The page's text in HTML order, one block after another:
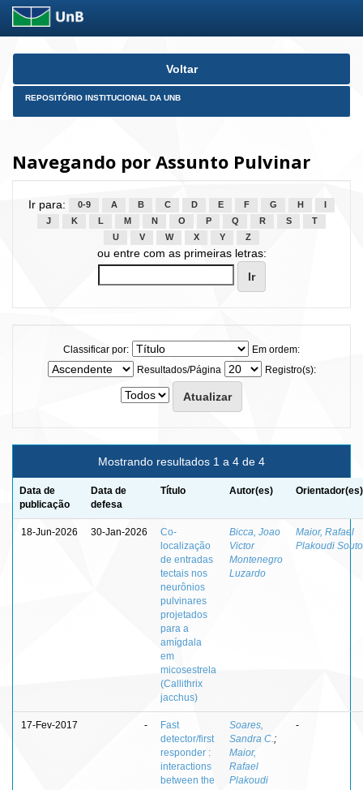
Skip
Voltar
REPOSITÓRIO INSTITUCIONAL DA UNB
Navegando por Assunto Pulvinar
Ir para: 0-9 A B C D E F G H
J
K L M N O P Q R S
T
U
V W X Y Z
ou entre com as primeiras letras:
Classificar por:
Em ordem:
Resultados/Página
Registro(s):
Mostrando resultados 1 a 4 de 4
Data de
publicação
Data de
defesa
Título Autor(es) Orientador(es)
18-Jun-2026 30-Jan-2026
Co-
localização
de entradas
tectais nos
neurônios
pulvinares
projetados
para a
amígdala
em
micosestrela
(Callithrix
jacchus)
Bicca, Joao
Victor
Montenegro
Luzardo
Maior, Rafael
Plakoudi Souto
17-Fev-2017 -
Fast
detector/first
responder :
interactions
between the
Soares,
Sandra C. ;
Maior,
Rafael
Plakoudi
-